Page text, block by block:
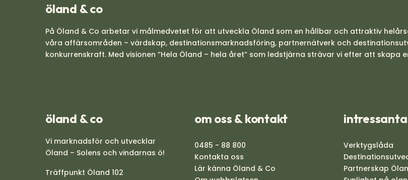
öland & co
På Öland & Co arbetar vi målmedvetet för att utveckla Öland som en hållbar och attraktiv
våra affärsområden – värdskap, destinationsmarknadsföring, partnernätverk och
konkurrenskraft. Med visionen ”Hela Öland – hela året” som ledstjärna strävar vi efter att
öland & co
Vi marknadsför och utvecklar
Öland – Solens och vindarnas ö!
Träffpunkt Öland 102
om oss & kontakt
0485 - 88 800
Kontakta oss
Lär känna Öland & Co
Verktygslåda
Partnerskap